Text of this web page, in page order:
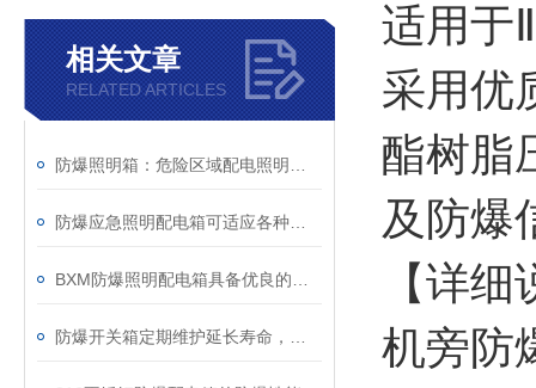
相关文章
RELATED ARTICLES
适用于
采用优
酯树脂
及防爆
【详
机旁